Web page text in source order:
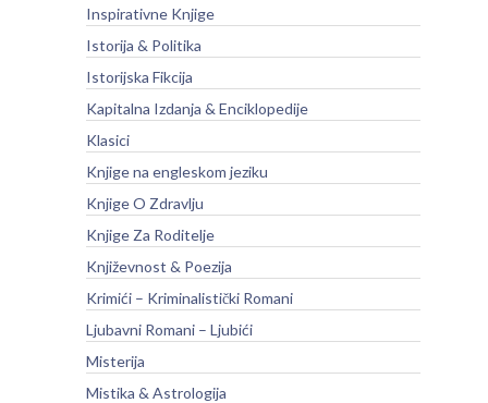
Inspirativne Knjige
Istorija & Politika
Istorijska Fikcija
Kapitalna Izdanja & Enciklopedije
Klasici
Knjige na engleskom jeziku
Knjige O Zdravlju
Knjige Za Roditelje
Književnost & Poezija
Krimići – Kriminalistički Romani
Ljubavni Romani – Ljubići
Misterija
Mistika & Astrologija